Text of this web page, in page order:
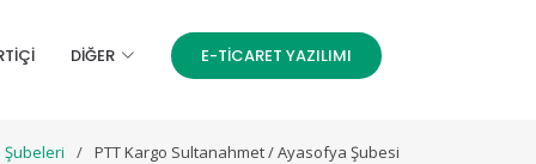
DIĞER E-TICARET YAZILIMI
Şubeleri PTT Kargo Sultanahmet / Ayasofya Şubesi